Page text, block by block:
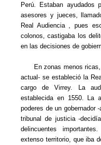
Perú. Estaban
asesores y jueces,
Real Audiencia , pues
colonos, castigaba los
en las decisiones de
En zonas menos ricas,
actual- se estableció la
cargo de Virrey. La
establecida en 1550. La
poderes de un gobernador
tribunal de justicia -
delincuentes
extenso territorio, que iba